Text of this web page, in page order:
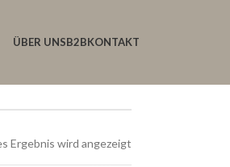
ÜBER UNSB2BKONTAKT
Ergebnis wird angezeigt